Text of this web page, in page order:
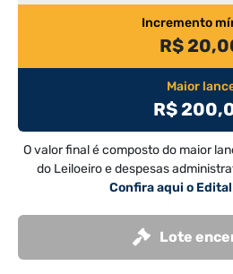
Incremento
R$
Maior
R$
O valor final é composto do maior
do Leiloeiro e despesas
Confira aqui o
Lote